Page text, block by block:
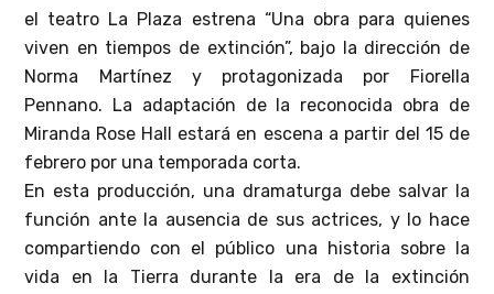
el teatro La Plaza estrena “Una obra para quienes
viven en tiempos de extinción”, bajo la dirección de
Norma Martínez y protagonizada por Fiorella
Pennano. La adaptación de la reconocida obra de
Miranda Rose Hall estará en escena a partir del 15 de
febrero por una temporada corta.
En esta producción, una dramaturga debe salvar la
función ante la ausencia de sus actrices, y lo hace
compartiendo con el público una historia sobre la
vida en la Tierra durante la era de la extinción